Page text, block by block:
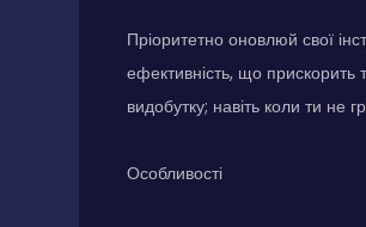
Пріоритетно оновлюй свої
ефективність, що прискорить
видобутку; навіть коли ти не
Особливості